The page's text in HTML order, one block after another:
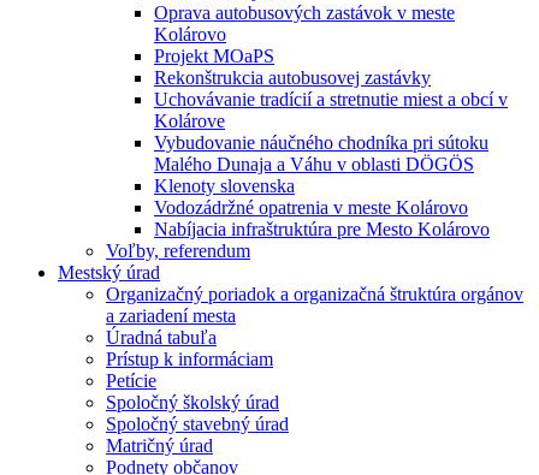
Oprava autobusových zastávok v meste
Kolárovo
Projekt MOaPS
Rekonštrukcia autobusovej zastávky
Uchovávanie tradícií a stretnutie miest a obcí v
Kolárove
Vybudovanie náučného chodníka pri sútoku
Malého Dunaja a Váhu v oblasti DÖGÖS
Klenoty slovenska
Vodozádržné opatrenia v meste Kolárovo
Nabíjacia infraštruktúra pre Mesto Kolárovo
Voľby, referendum
Mestský úrad
Organizačný poriadok a organizačná štruktúra orgánov
a zariadení mesta
Úradná tabuľa
Prístup k informáciam
Petície
Spoločný školský úrad
Spoločný stavebný úrad
Matričný úrad
Podnety občanov